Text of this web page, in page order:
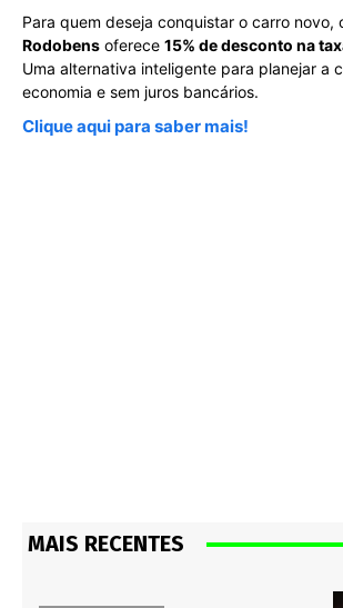
Para quem deseja conquistar o carro novo,
Rodobens oferece 15% de desconto na
Uma alternativa inteligente para planejar a
economia e sem juros bancários.
Clique aqui para saber mais!
MAIS RECENTES